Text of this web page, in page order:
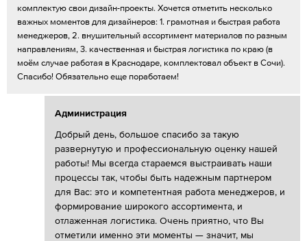
комплектую свои дизайн-проекты. Хочется отметить несколько
важных моментов для дизайнеров: 1. грамотная и быстрая работа
менеджеров, 2. внушительный ассортимент материалов по разным
направлениям, 3. качественная и быстрая логистика по краю (в
моём случае работая в Краснодаре, комплектовал объект в Сочи).
Спасибо! Обязательно еще поработаем!
Администрация
Добрый день, большое спасибо за такую
развернутую и профессиональную оценку нашей
работы! Мы всегда стараемся выстраивать наши
процессы так, чтобы быть надежным партнером
для Вас: это и компетентная работа менеджеров, и
формирование широкого ассортимента, и
отлаженная логистика. Очень приятно, что Вы
отметили именно эти моменты — значит, мы